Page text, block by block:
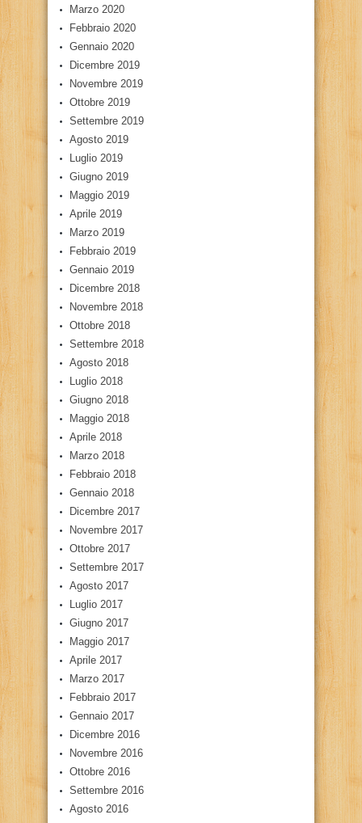
Marzo 2020
Febbraio 2020
Gennaio 2020
Dicembre 2019
Novembre 2019
Ottobre 2019
Settembre 2019
Agosto 2019
Luglio 2019
Giugno 2019
Maggio 2019
Aprile 2019
Marzo 2019
Febbraio 2019
Gennaio 2019
Dicembre 2018
Novembre 2018
Ottobre 2018
Settembre 2018
Agosto 2018
Luglio 2018
Giugno 2018
Maggio 2018
Aprile 2018
Marzo 2018
Febbraio 2018
Gennaio 2018
Dicembre 2017
Novembre 2017
Ottobre 2017
Settembre 2017
Agosto 2017
Luglio 2017
Giugno 2017
Maggio 2017
Aprile 2017
Marzo 2017
Febbraio 2017
Gennaio 2017
Dicembre 2016
Novembre 2016
Ottobre 2016
Settembre 2016
Agosto 2016